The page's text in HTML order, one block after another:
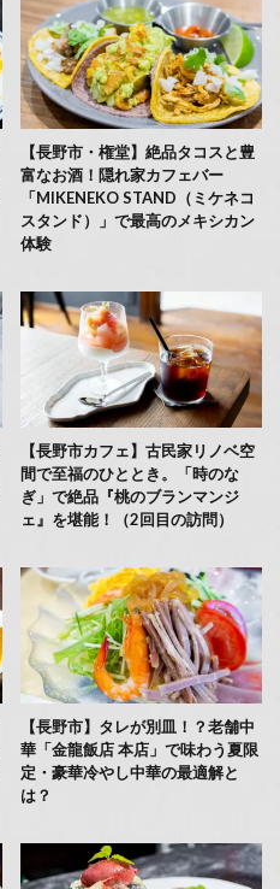
【長野市・権堂】絶品タコスと豊
富なお酒！隠れ家カフェバー
「MIKENEKO STAND（ミケネコ
スタンド）」で最高のメキシカン
体験
【長野市カフェ】古民家リノベ空
間で至福のひととき。「時のな
ぎ」で絶品『桃のブランマンジ
ェ』を堪能！（2回目の訪問）
【長野市】タレが別皿！？老舗中
華「金龍飯店 本店」で味わう夏限
定・豪華冷やし中華の最適解と
は？